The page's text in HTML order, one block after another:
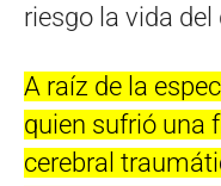
riesgo la vida del
A raíz de la
quien sufrió una
cerebral